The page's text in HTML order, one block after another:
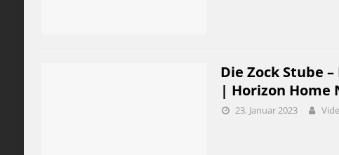
Die Zock Stube
| Horizon Home
23. Januar 2023